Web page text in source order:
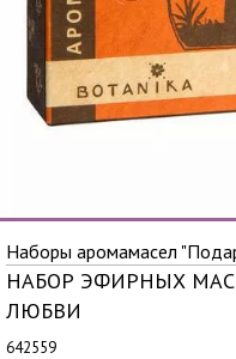
Наборы аромамасел
НАБОР ЭФИРНЫХ
ЛЮБВИ
642559